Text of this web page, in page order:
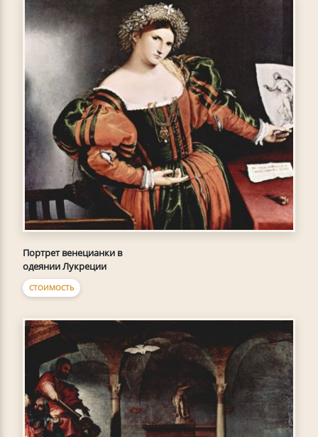
Портрет венецианки в
одеянии Лукреции
СТОИМОСТЬ